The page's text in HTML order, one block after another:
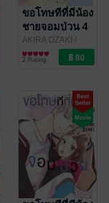
ขอโทษทีที่มีน้อง
ชายจอมป่วน 4
AKIRA OZAKI /
Bongkoch
Publishing
การ์ตูนผู้หญิง
2 Rating